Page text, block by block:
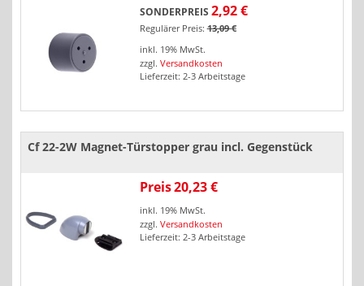
SONDERPREIS 2,92 €
Regulärer Preis: 13,09 €
inkl. 19% MwSt.
zzgl. Versandkosten
Lieferzeit: 2-3 Arbeitstage
Cf 22-2W Magnet-Türstopper grau incl. Gegenstück
Preis20,23 €
inkl. 19% MwSt.
zzgl. Versandkosten
Lieferzeit: 2-3 Arbeitstage